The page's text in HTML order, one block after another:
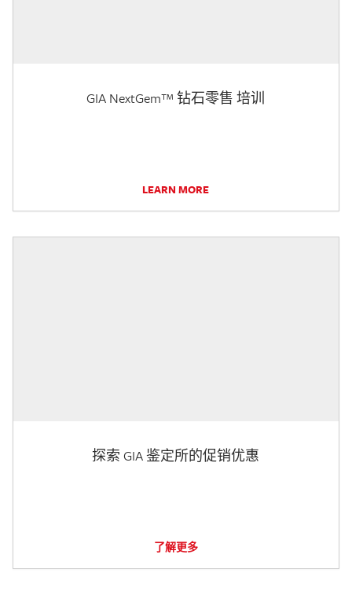
GIA NextGem™ 钻石零售 培训
LEARN MORE
探索 GIA 鉴定所的促销优惠
了解更多